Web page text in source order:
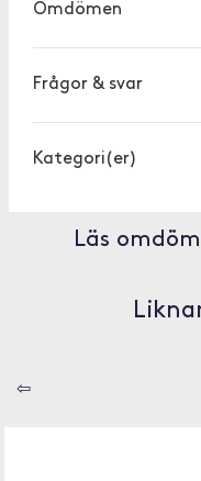
Omdömen
Frågor & svar
Kategori(er)
Läs
⇦